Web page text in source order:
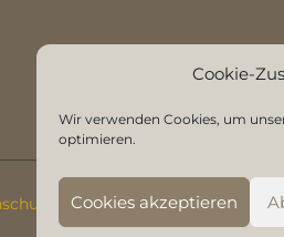
Cookie-
Wir verwenden Cookies, um
optimieren.
Cookies akzeptieren
|Cookie-Richtlinien